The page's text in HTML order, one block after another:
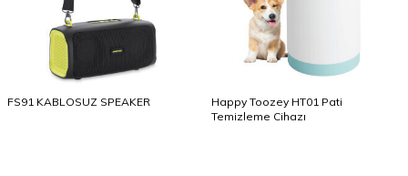
FS91 KABLOSUZ SPEAKER
Happy Toozey HT01 Pati
Temizleme Cihazı